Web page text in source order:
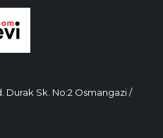
Durak Sk. No:2 Osmangazi /